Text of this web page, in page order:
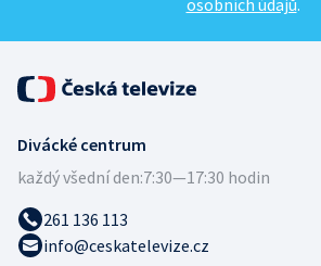
osobních údajů.